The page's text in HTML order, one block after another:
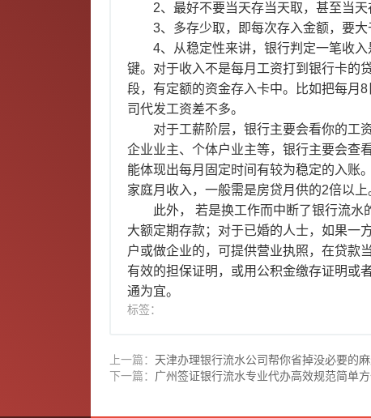
2、最好不要当天存当天取，甚至当天
3、多存少取，即每次存入金额，要大
4、从稳定性来讲，银行判定一笔收入
键。对于收入不是每月工资打到银行卡的
段，有定额的资金存入卡中。比如把每月
司代发工资差不多。
对于工薪阶层，银行主要会看你的工资
企业业主、个体户业主等，银行主要会查
能体现出每月固定时间有较为稳定的入账
家庭月收入，一般需是房贷月供的2倍以上
此外， 若是换工作而中断了银行流水
大额定期存款；对于已婚的人士，如果一
户或做企业的，可提供营业执照，在贷款
有效的担保证明，或用公积金缴存证明或
通为宜。
标签：
上一篇： 天津办理银行流水公司帮你省掉没必要的
下一篇： 广州签证银行流水专业代办高效规范简单